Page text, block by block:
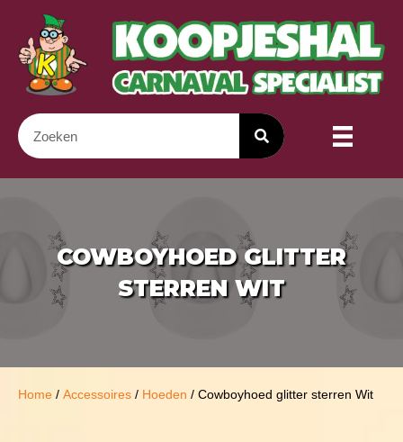
COWBOYHOED GLITTER
STERREN WIT
Home / Accessoires / Hoeden / Cowboyhoed glitter sterren Wit